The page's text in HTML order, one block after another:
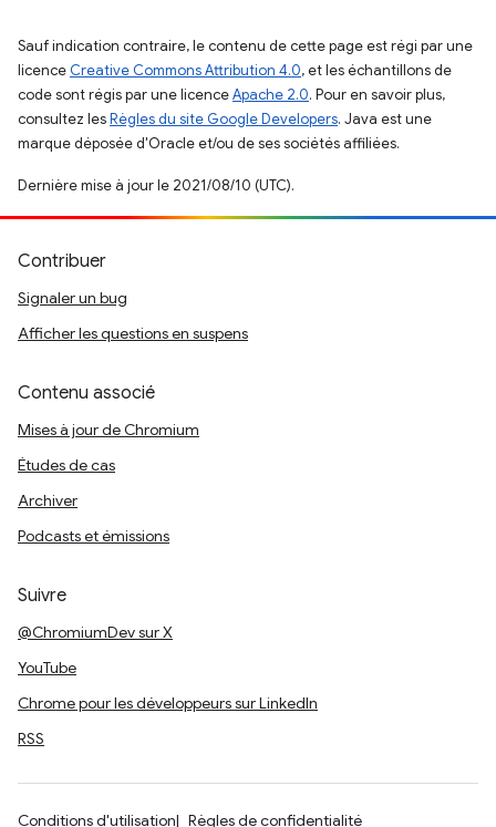
Sauf indication contraire, le contenu de cette page est régi par une
licence Creative Commons Attribution 4.0, et les échantillons de
code sont régis par une licenceApache 2.0. Pour en savoir plus,
consultez lesRègles du site Google Developers. Java est une
marque déposée d'Oracle et/ou de ses sociétés affiliées.
Dernière mise à jour le 2021/08/10 (UTC).
Contribuer
Signaler un bug
Afficher les questions en suspens
Contenu associé
Mises à jour de Chromium
Études de cas
Archiver
Podcasts et émissions
Suivre
@ChromiumDev sur X
YouTube
Chrome pour les développeurs sur LinkedIn
RSS
Conditions d'utilisation Règles de confidentialité